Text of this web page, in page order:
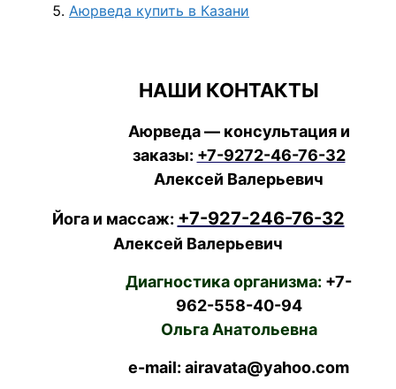
Аюрведа купить в Казани
НАШИ КОНТАКТЫ
Аюрведа — консультация и
заказы: +7-9272-46-76-32
Алексей Валерьевич
Йога и массаж: +7-927-246-76-32
Алексей Валерьевич
Диагностика организма: +7-
962-558-40-94
Ольга Анатольевна
e-mail: airavata@yahoo.com